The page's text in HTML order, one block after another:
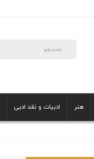
هنر ادبیات و نقد ادبی